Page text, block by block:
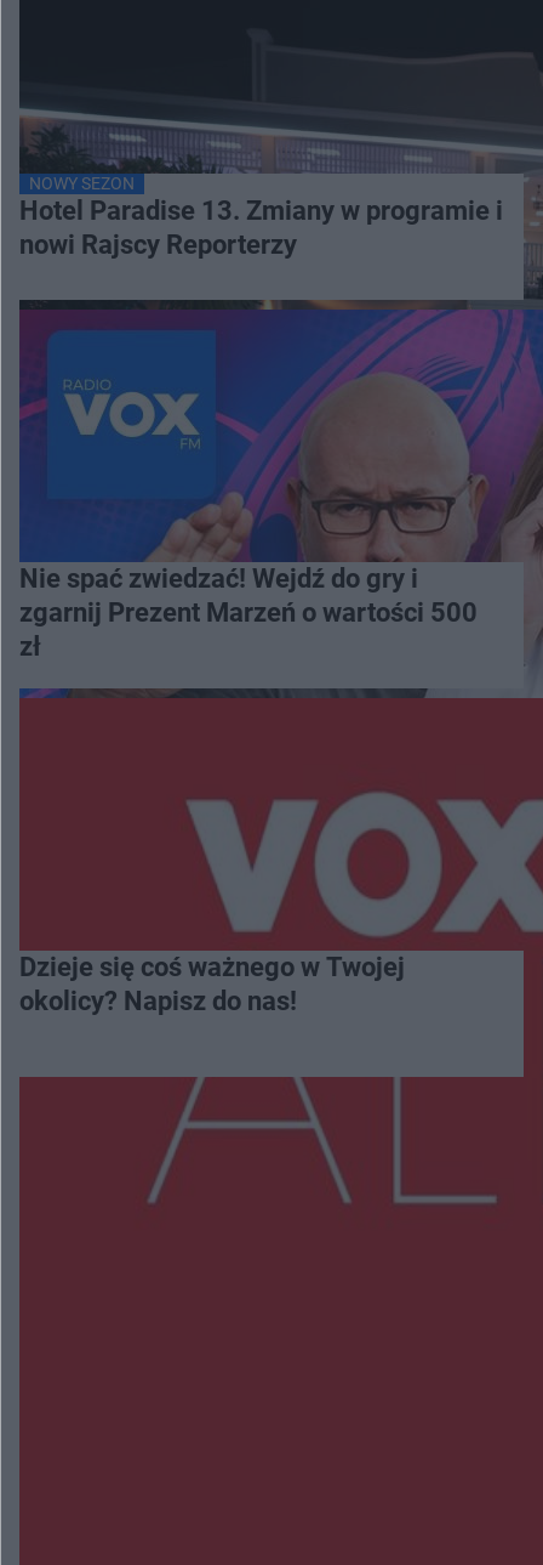
NOWY SEZON
Hotel Paradise 13. Zmiany w programie i
nowi Rajscy Reporterzy
Nie spać zwiedzać! Wejdź do gry i
zgarnij Prezent Marzeń o wartości 500
zł
Dzieje się coś ważnego w Twojej
okolicy? Napisz do nas!
Więcej